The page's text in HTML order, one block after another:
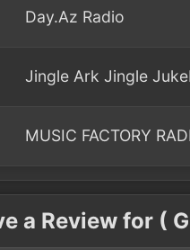
Day.Az Radio
Jingle Ark Jingle
MUSIC FACTORY
a Review for (